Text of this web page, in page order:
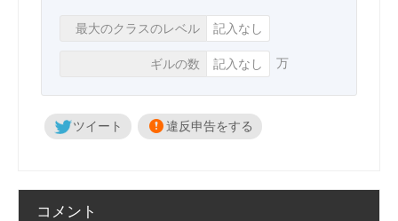
最大のクラスのレベル 記入なし
ギルの数 記入なし 万
ツイート 違反申告をする
コメント